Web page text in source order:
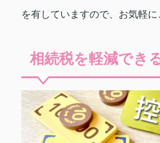
を有していますので、お気軽に
相続税を軽減でき